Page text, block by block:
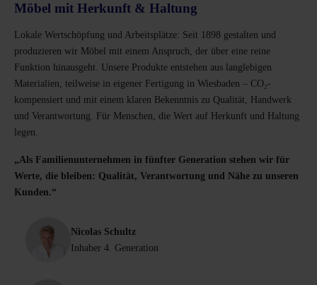
Möbel mit Herkunft & Haltung
Lokale Wertschöpfung und Arbeitsplätze: Seit 1898 gestalten und
produzieren wir Möbel mit einem Anspruch, der über eine reine
Funktion hinausgeht. Unsere Produkte entstehen aus langlebigen
Materialien, teilweise in eigener Fertigung in Wiesbaden – CO₂-
kompensiert und mit einem klaren Bekenntnis zu Qualität, Handwerk
und Verantwortung. Für Menschen, die Wert auf Herkunft und Haltung
legen.
„Als Familienunternehmen in fünfter Generation stehen wir für
Werte, die bleiben: Qualität, Verantwortung und Nähe zu unseren
Kunden.“
Nicolas Schultz
Inhaber 4. Generation